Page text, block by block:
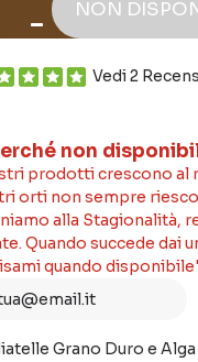
NON
Vedi 2
non
prodotti crescono al
orti non sempre
alla Stagionalità,
Quando succede dai
quando
Grano Duro e